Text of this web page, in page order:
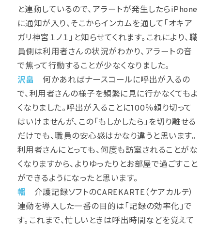
と連動しているので、アラートが発生したらiPhone
に通知が入り、そこからインカムを通して「オキア
ガリ神宮１ノ１」と知らせてくれます。これにより、職
員側は利用者さんの状況がわかり、アラートの音
で焦って行動することが少なくなりました。
沢畠
何かあればナースコールに呼出が入るの
で、利用者さんの様子を頻繁に見に行かなくてもよ
くなりました。呼出が入ることに100％頼り切って
はいけませんが、この「もしかしたら」を切り離せる
だけでも、職員の安心感はかなり違うと思います。
利用者さんにとっても、何度も訪室されることがな
くなりますから、よりゆったりとお部屋で過ごすこと
ができるようになったと思います。
幡 介護記録ソフトのCAREKARTE（ケアカルテ）
連動を導入した一番の目的は「記録の効率化」で
す。これまで、忙しいときは呼出時間などを覚えて